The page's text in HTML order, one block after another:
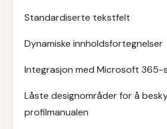
Standardiserte tekstfelt
Dynamiske innholdsfortegnelser
Integrasjon med Microsoft 365-
Låste designområder for å
profilmanualen